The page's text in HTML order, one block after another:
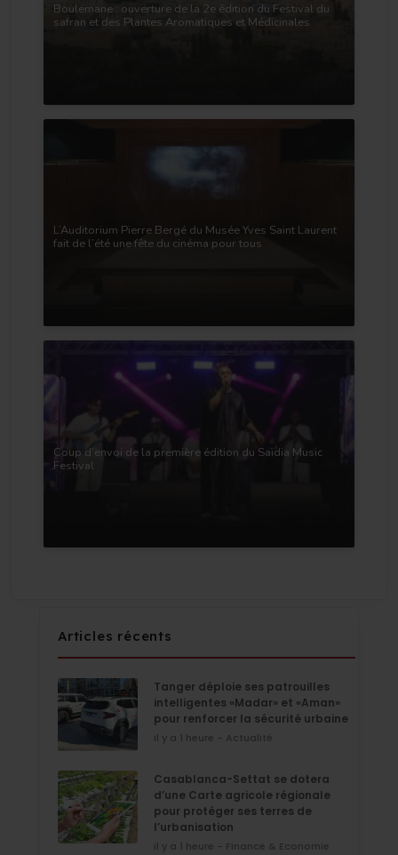
Boulemane : ouverture de la 2e édition du Festival du
safran et des Plantes Aromatiques et Médicinales
L’Auditorium Pierre Bergé du Musée Yves Saint Laurent
fait de l’été une fête du cinéma pour tous
Coup d’envoi de la première édition du Saïdia Music
Festival
Articles récents
Tanger déploie ses patrouilles
intelligentes «Madar» et «Aman»
pour renforcer la sécurité urbaine
il y a 1 heure - Actualité
Casablanca-Settat se dotera
d’une Carte agricole régionale
pour protéger ses terres de
l’urbanisation
il y a 1 heure - Finance & Economie